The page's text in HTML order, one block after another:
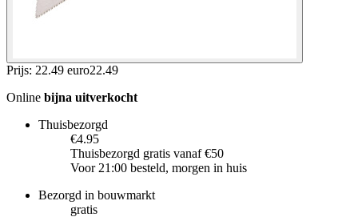
Prijs: 22.49 euro22.49
Online bijna uitverkocht
Thuisbezorgd
€4.95
Thuisbezorgd gratis vanaf €50
Voor 21:00 besteld, morgen in huis
Bezorgd in bouwmarkt
gratis